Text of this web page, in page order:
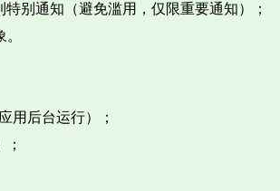
别通知（避免滥用，仅限重要通知）；​
用后台运行）；​